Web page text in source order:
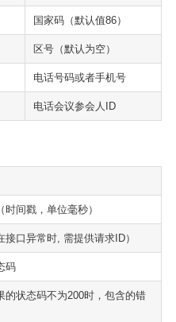
国家码（默认值86）
区号（默认为空）
电话号码或者手机号
电话会议参会人ID
时间戳，单位毫秒）
接口异常时, 需提供请求ID）
码
的状态码不为200时，包含的错